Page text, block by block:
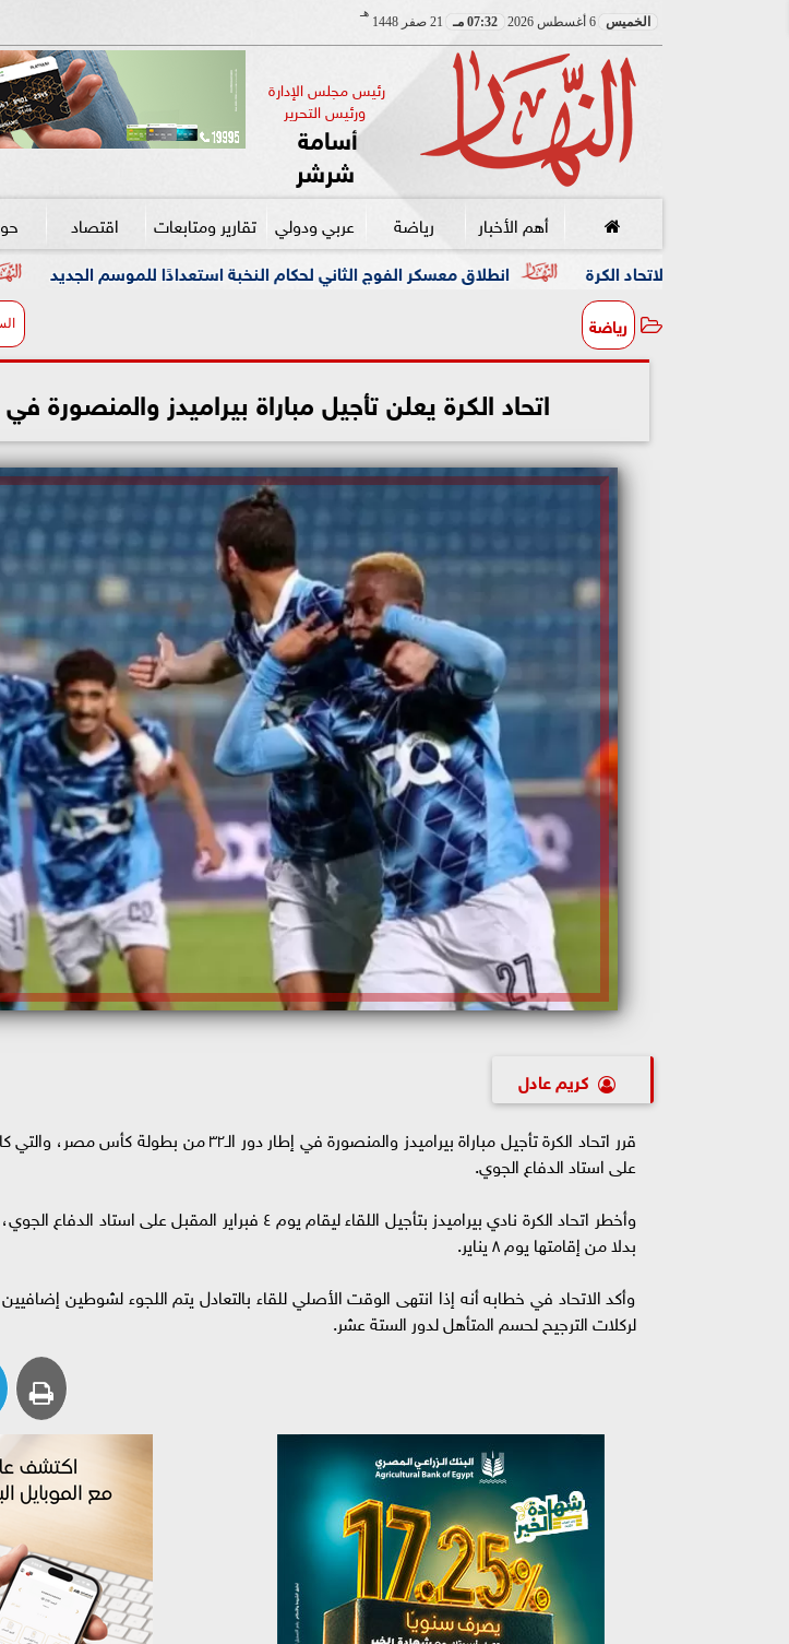
الخميس 6 أغسطس 2026 07:32 مـ 21 صفر 1448
هـ
رئيس مجلس الإدارة
ورئيس التحرير
أسامة
شرشر
أهم الأخبار رياضة عربي ودولي تقارير ومتابعات اقتصاد
مطار عدن.. انطلاق معسكر الفوج الثاني لحكام النخبة استعدادًا للموسم الجديد
رياضة
اتحاد الكرة يعلن تأجيل مباراة بيراميدز
كريم عادل
على استاد الدفاع الجوي.
وأخطر اتحاد الكرة نادي بيراميدز بتأجيل اللقاء ليقام يوم ٤ فبراير
بدلا من إقامتها يوم ٨ يناير.
وأكد الاتحاد في خطابه أنه إذا انتهى الوقت الأصلي للقاء بالتعادل يتم اللجوء لشوطين إضافيين
لركلات الترجيح لحسم المتأهل لدور الستة عشر.